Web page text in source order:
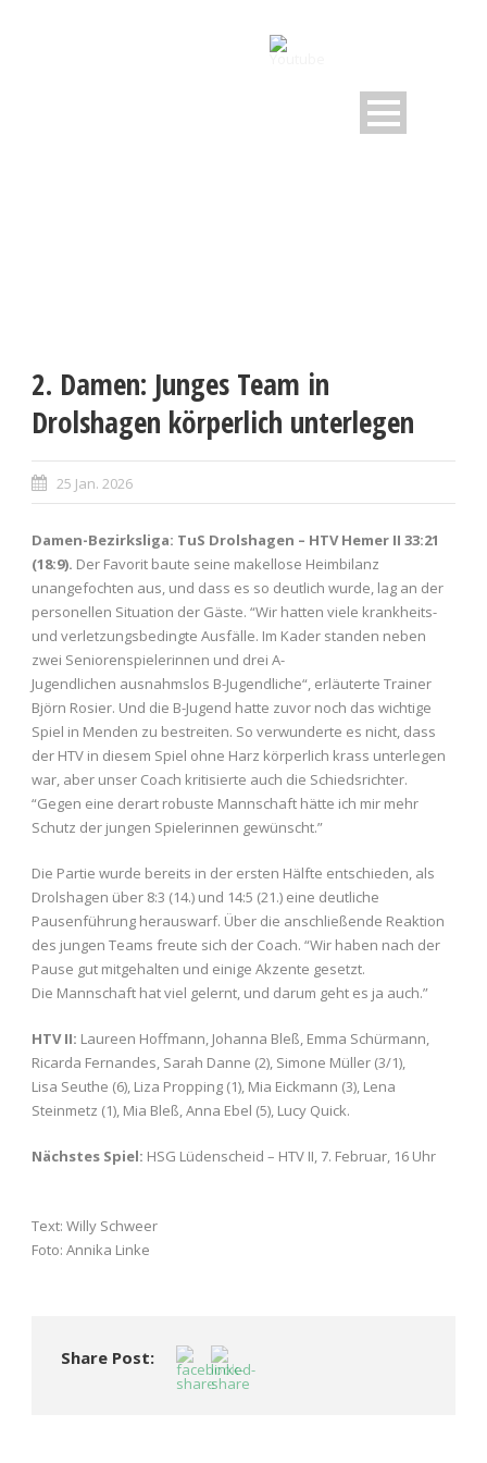
2. Damen: Junges Team in
Drolshagen körperlich unterlegen
25 Jan. 2026
Damen-Bezirksliga: TuS Drolshagen – HTV Hemer II 33:21
(18:9). Der Favorit baute seine makellose Heimbilanz
unangefochten aus, und dass es so deutlich wurde, lag an der
personellen Situation der Gäste. “Wir hatten viele krankheits-
und verletzungsbedingte Ausfälle. Im Kader standen neben
zwei Seniorenspielerinnen und drei A-
Jugendlichen ausnahmslos B-Jugendliche“, erläuterte Trainer
Björn Rosier. Und die B-Jugend hatte zuvor noch das wichtige
Spiel in Menden zu bestreiten. So verwunderte es nicht, dass
der HTV in diesem Spiel ohne Harz körperlich krass unterlegen
war, aber unser Coach kritisierte auch die Schiedsrichter.
“Gegen eine derart robuste Mannschaft hätte ich mir mehr
Schutz der jungen Spielerinnen gewünscht.”
Die Partie wurde bereits in der ersten Hälfte entschieden, als
Drolshagen über 8:3 (14.) und 14:5 (21.) eine deutliche
Pausenführung herauswarf. Über die anschließende Reaktion
des jungen Teams freute sich der Coach. “Wir haben nach der
Pause gut mitgehalten und einige Akzente gesetzt.
Die Mannschaft hat viel gelernt, und darum geht es ja auch.”
HTV II: Laureen Hoffmann, Johanna Bleß, Emma Schürmann,
Ricarda Fernandes, Sarah Danne (2), Simone Müller (3/1),
Lisa Seuthe (6), Liza Propping (1), Mia Eickmann (3), Lena
Steinmetz (1), Mia Bleß, Anna Ebel (5), Lucy Quick.
Nächstes Spiel: HSG Lüdenscheid – HTV II, 7. Februar, 16 Uhr
Text: Willy Schweer
Foto: Annika Linke
Share Post: